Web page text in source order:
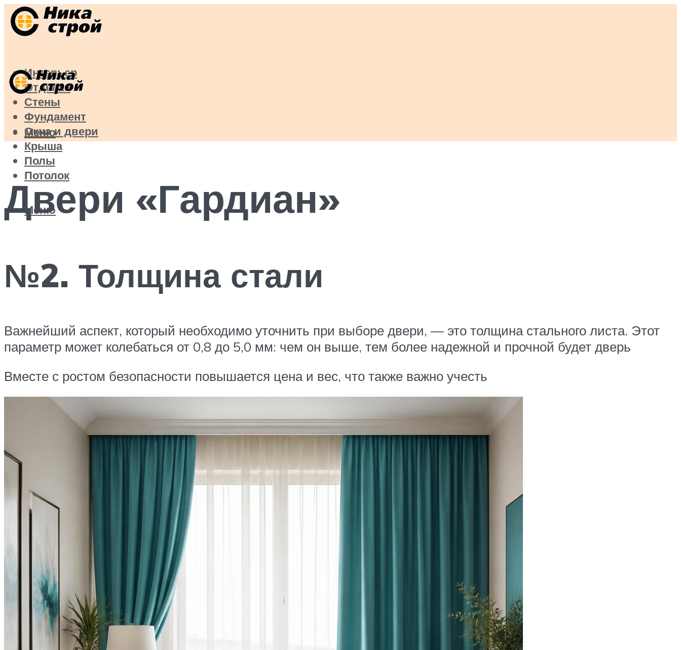
Интерьер
Отделка
Стены
Фундамент
Окна и двери
Крыша
Полы
Потолок
Меню
Меню
Двери «Гардиан»
№2. Толщина стали
Важнейший аспект, который необходимо уточнить при выборе двери, — это толщина стального листа. Этот
параметр может колебаться от 0,8 до 5,0 мм: чем он выше, тем более надежной и прочной будет дверь
Вместе с ростом безопасности повышается цена и вес, что также важно учесть